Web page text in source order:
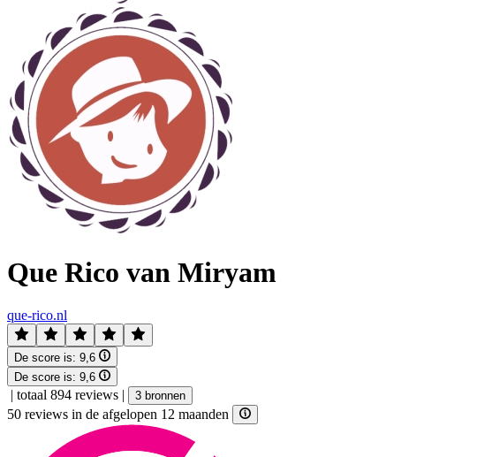
Que Rico van Miryam
que-rico.nl
De score is: 9,6
De score is: 9,6
| totaal 894 reviews | 3 bronnen
50 reviews in de afgelopen 12 maanden